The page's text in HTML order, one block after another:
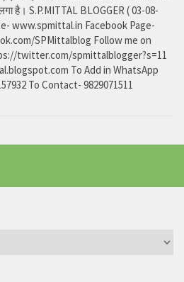
है। S.P.MITTAL BLOGGER ( 03-08-
www.spmittal.in Facebook Page-
SPMittalblog Follow me on
twitter.com/spmittalblogger?s=11
To Add in WhatsApp
To Contact- 9829071511